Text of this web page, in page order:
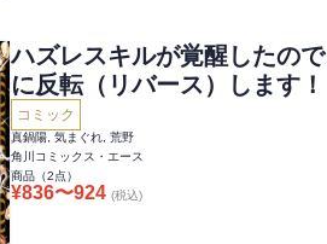
ハズレスキルが覚醒したの
に反転（リバース）します！
コミック
真鍋陽, 気まぐれ, 荒野
角川コミックス・エース
商品（2点）
¥836〜924 (税込)